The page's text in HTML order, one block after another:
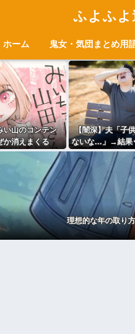
ふよふよ
ホーム 鬼女・気団まとめ用
い山のコンテン
か消えまくる
【闇深】夫「子
ないな…」→結果
あり)
理想的な年の取り